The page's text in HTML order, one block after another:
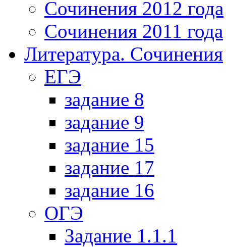
Сочинения 2012 года
Сочинения 2011 года
Литература. Сочинения
ЕГЭ
задание 8
задание 9
задание 15
задание 17
задание 16
ОГЭ
Задание 1.1.1